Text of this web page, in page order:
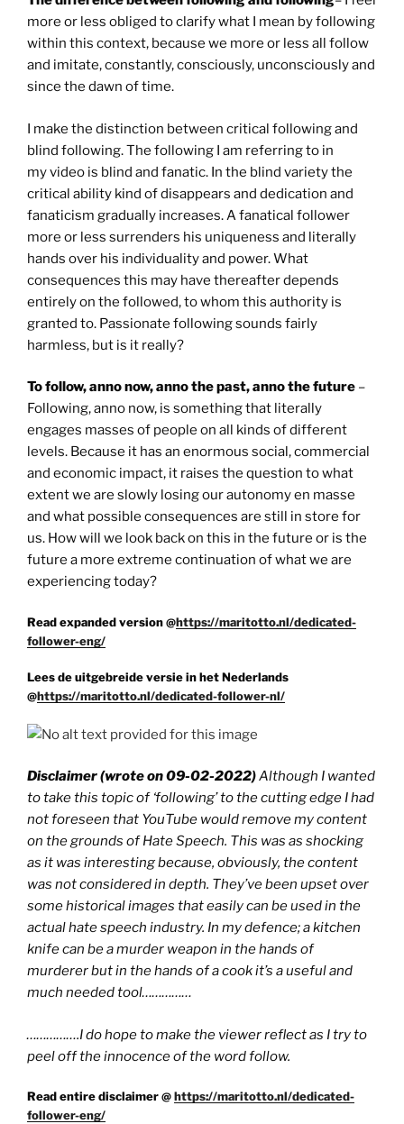
more or less obliged to clarify what I mean by following
within this context, because we more or less all follow
and imitate, constantly, consciously, unconsciously and
since the dawn of time.
I make the distinction between critical following and
blind following. The following I am referring to in
my video is blind and fanatic. In the blind variety the
critical ability kind of disappears and dedication and
fanaticism gradually increases. A fanatical follower
more or less surrenders his uniqueness and literally
hands over his individuality and power. What
consequences this may have thereafter depends
entirely on the followed, to whom this authority is
granted to. Passionate following sounds fairly
harmless, but is it really?
To follow, anno now, anno the past, anno the future –
Following, anno now, is something that literally
engages masses of people on all kinds of different
levels. Because it has an enormous social, commercial
and economic impact, it raises the question to what
extent we are slowly losing our autonomy en masse
and what possible consequences are still in store for
us. How will we look back on this in the future or is the
future a more extreme continuation of what we are
experiencing today?
Read expanded version @https://maritotto.nl/dedicated-
follower-eng/
Lees de uitgebreide versie in het Nederlands
@https://maritotto.nl/dedicated-follower-nl/
Disclaimer (wrote on 09-02-2022)Although I wanted
to take this topic of ‘following’ to the cutting edge I had
not foreseen that YouTube would remove my content
on the grounds of Hate Speech. This was as shocking
as it was interesting because, obviously, the content
was not considered in depth. They’ve been upset over
some historical images that easily can be used in the
actual hate speech industry. In my defence; a kitchen
knife can be a murder weapon in the hands of
murderer but in the hands of a cook it’s a useful and
much needed tool……………
…………….I do hope to make the viewer reflect as I try to
peel off the innocence of the word follow.
Read entire disclaimer @https://maritotto.nl/dedicated-
follower-eng/